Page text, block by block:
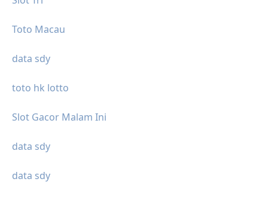
Toto Macau
data sdy
toto hk lotto
Slot Gacor Malam Ini
data sdy
data sdy